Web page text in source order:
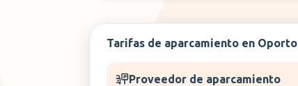
Tarifas de aparcamiento en Oporto
Proveedor de aparcamiento